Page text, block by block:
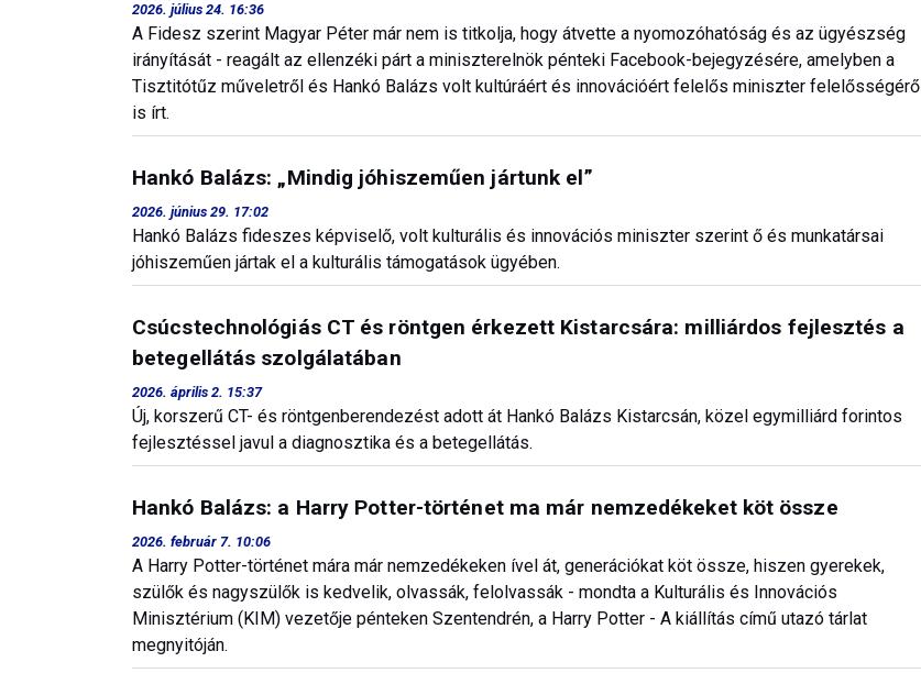
2026. július 24. 16:36
A Fidesz szerint Magyar Péter már nem is titkolja, hogy átvette a nyomozóhatóság és az ügyészség
irányítását - reagált az ellenzéki párt a miniszterelnök pénteki Facebook-bejegyzésére, amelyben a
Tisztitótűz műveletről és Hankó Balázs volt kultúráért és innovációért felelős miniszter felelősségéről
is írt.
Hankó Balázs: „Mindig jóhiszeműen jártunk el”
2026. június 29. 17:02
Hankó Balázs fideszes képviselő, volt kulturális és innovációs miniszter szerint ő és munkatársai
jóhiszeműen jártak el a kulturális támogatások ügyében.
Csúcstechnológiás CT és röntgen érkezett Kistarcsára: milliárdos fejlesztés a
betegellátás szolgálatában
2026. április 2. 15:37
Új, korszerű CT- és röntgenberendezést adott át Hankó Balázs Kistarcsán, közel egymilliárd forintos
fejlesztéssel javul a diagnosztika és a betegellátás.
Hankó Balázs: a Harry Potter-történet ma már nemzedékeket köt össze
2026. február 7. 10:06
A Harry Potter-történet mára már nemzedékeken ível át, generációkat köt össze, hiszen gyerekek,
szülők és nagyszülők is kedvelik, olvassák, felolvassák - mondta a Kulturális és Innovációs
Minisztérium (KIM) vezetője pénteken Szentendrén, a Harry Potter - A kiállítás című utazó tárlat
megnyitóján.